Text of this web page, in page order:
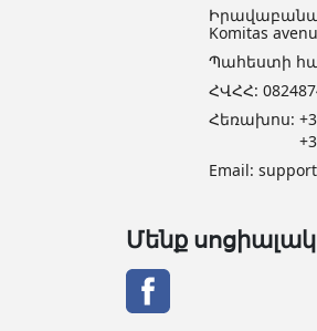
Komitas
Պահեստի
ՀՎՀՀ:
Հեռախոս:
Email:
Մենք